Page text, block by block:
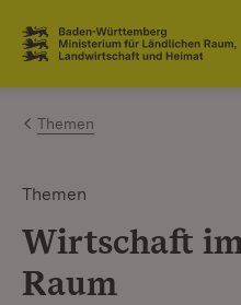
Zum Inhalt springen
Link zur Startseite
Themen
Themen
Wirtschaft
Raum